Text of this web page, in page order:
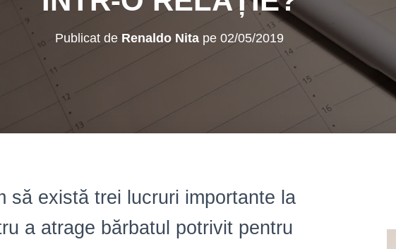
Publicat de Renaldo Nita pe 02/05/2019
să există trei lucruri importante la
a atrage bărbatul potrivit pentru